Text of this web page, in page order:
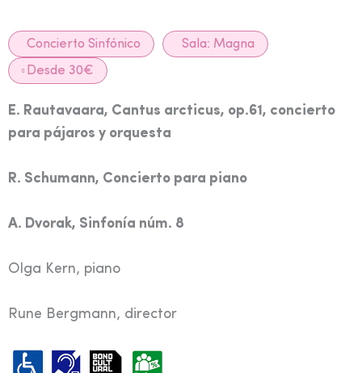
Concierto Sinfónico Sala: Magna
Desde 30€
E. Rautavaara, Cantus arcticus, op.61, concierto
para pájaros y orquesta
R. Schumann, Concierto para piano
A. Dvorak, Sinfonía núm. 8
Olga Kern, piano
Rune Bergmann, director